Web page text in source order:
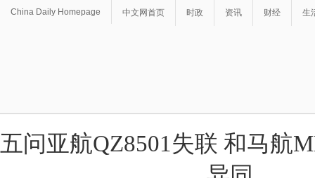
China Daily Homepage 中文网首页 时政 资讯 财经 生
五问亚航QZ8501失联 和马航